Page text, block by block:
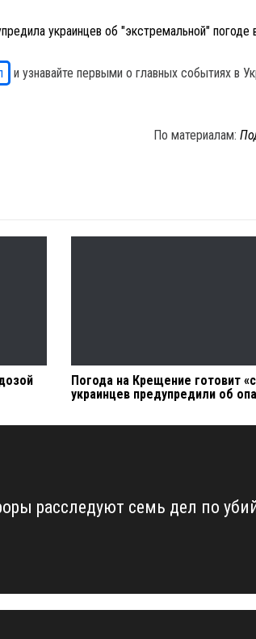
украинцев об "экстремальной" погоде
и узнавайте первыми о главных событиях в
По материалам:
Погода на Крещение готовит
украинцев предупредили об
расследуют семь дел по